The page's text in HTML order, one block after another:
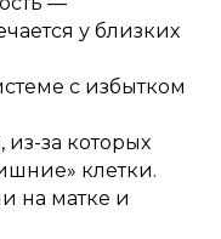
у близких
с избытком
за которых
клетки.
на матке и